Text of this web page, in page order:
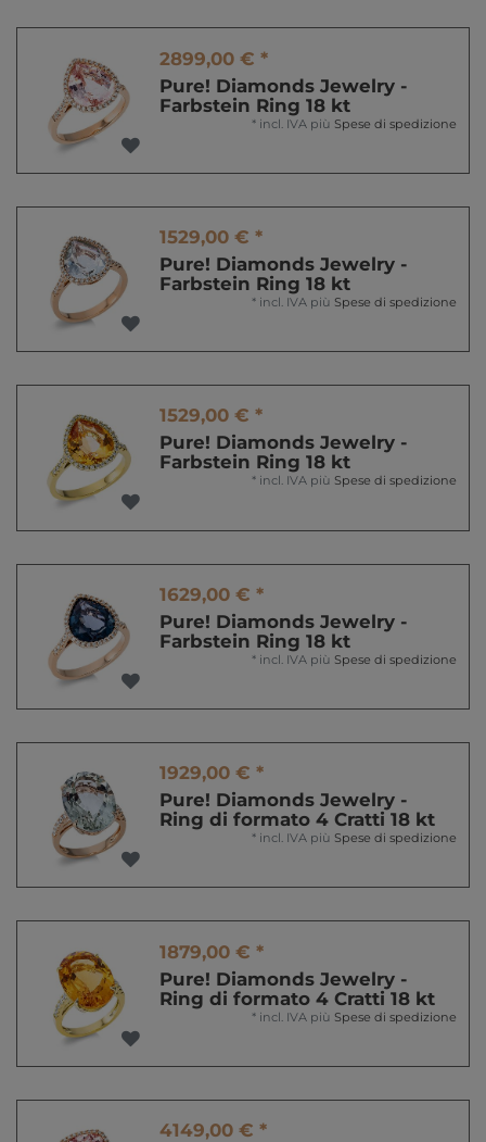
2899,00 € *
Pure! Diamonds Jewelry -
Farbstein Ring 18 kt
* incl. IVA più Spese di spedizione
1529,00 € *
Pure! Diamonds Jewelry -
Farbstein Ring 18 kt
* incl. IVA più Spese di spedizione
1529,00 € *
Pure! Diamonds Jewelry -
Farbstein Ring 18 kt
* incl. IVA più Spese di spedizione
1629,00 € *
Pure! Diamonds Jewelry -
Farbstein Ring 18 kt
* incl. IVA più Spese di spedizione
1929,00 € *
Pure! Diamonds Jewelry -
Ring di formato 4 Cratti 18 kt
* incl. IVA più Spese di spedizione
1879,00 € *
Pure! Diamonds Jewelry -
Ring di formato 4 Cratti 18 kt
* incl. IVA più Spese di spedizione
4149,00 € *